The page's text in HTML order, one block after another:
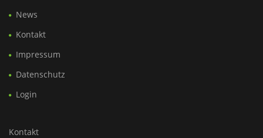
News
Kontakt
Impressum
Datenschutz
Login
Kontakt